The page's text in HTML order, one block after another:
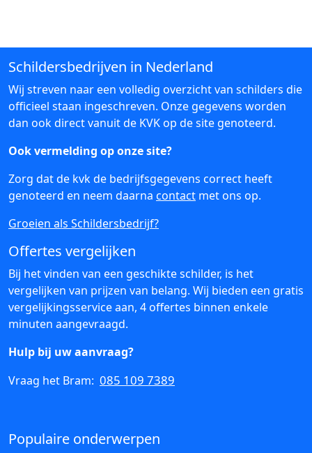
Schildersbedrijven in Nederland
Wij streven naar een volledig overzicht van schilders die
officieel staan ingeschreven. Onze gegevens worden
dan ook direct vanuit de KVK op de site genoteerd.
Ook vermelding op onze site?
Zorg dat de kvk de bedrijfsgegevens correct heeft
genoteerd en neem daarna contact met ons op.
Groeien als Schildersbedrijf?
Offertes vergelijken
Bij het vinden van een geschikte schilder, is het
vergelijken van prijzen van belang. Wij bieden een gratis
vergelijkingsservice aan, 4 offertes binnen enkele
minuten aangevraagd.
Hulp bij uw aanvraag?
Vraag het Bram: 085 109 7389
Populaire onderwerpen